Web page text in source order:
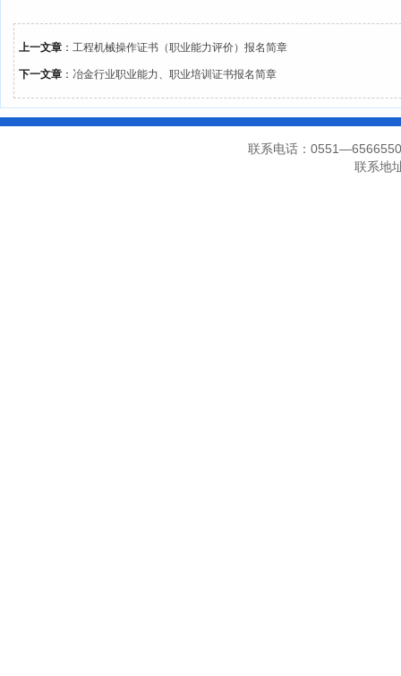
上一文章 ： 工程机械操作证书（职业能力评价）报名简章
下一文章 ： 冶金行业职业能力、职业培训证书报名简章
联系电话：
联系地